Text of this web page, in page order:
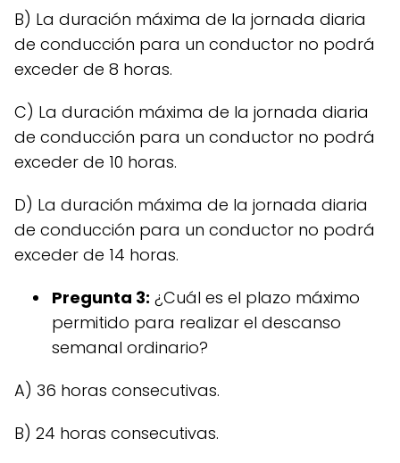
B) La duración máxima de la jornada diaria
de conducción para un conductor no podrá
exceder de 8 horas.
C) La duración máxima de la jornada diaria
de conducción para un conductor no podrá
exceder de 10 horas.
D) La duración máxima de la jornada diaria
de conducción para un conductor no podrá
exceder de 14 horas.
Pregunta 3: ¿Cuál es el plazo máximo
permitido para realizar el descanso
semanal ordinario?
A) 36 horas consecutivas.
B) 24 horas consecutivas.